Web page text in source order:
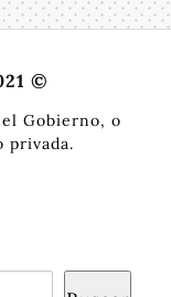
©
Gobierno, o
privada.